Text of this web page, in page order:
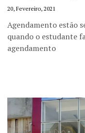
20, Fevereiro, 2021
Agendamento estão
quando o estudante
agendamento